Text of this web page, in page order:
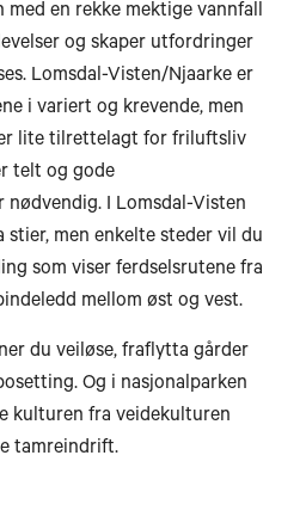
med en rekke mektige vannfall
og skaper utfordringer
Lomsdal-Visten/Njaarke er
i variert og krevende, men
lite tilrettelagt for friluftsliv
telt og gode
I Lomsdal-Visten
men enkelte steder vil du
som viser ferdselsrutene fra
mellom øst og vest.
du veiløse, fraflytta gårder
Og i nasjonalparken
kulturen fra veidekulturen
tamreindrift.